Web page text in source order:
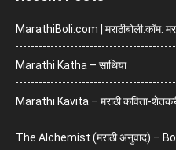
MarathiBoli.com | मराठीबोली.कॉम:
Marathi Katha – साथिया
Marathi Kavita – मराठी कविता-
The Alchemist (मराठी अनुवाद) –